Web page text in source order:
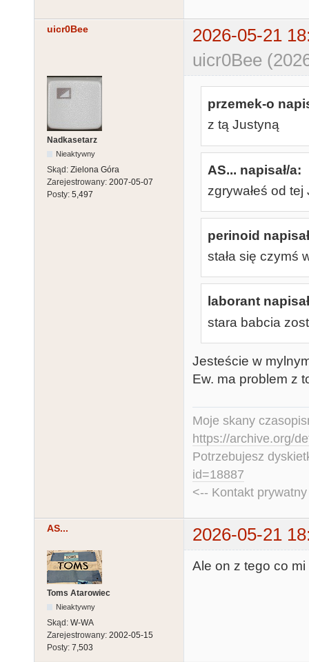
uicr0Bee
2026-05-21
uicr0Bee
Nadkasetarz
Nieaktywny
Skąd: Zielona Góra
Zarejestrowany: 2007-05-07
Posty: 5,497
przemek-o
z tą Justyną
AS... napisał/a:
zgrywałeś od tej
perinoid
stała się czymś
laborant
stara babcia
Jesteście w
Ew. ma problem z
Moje skany
https://archive.org/
Potrzebujesz
id=18887
<-- Kontakt
AS... 2026-05-21
Toms Atarowiec
Nieaktywny
Skąd: W-WA
Zarejestrowany: 2002-05-15
Posty: 7,503
Ale on z tego co